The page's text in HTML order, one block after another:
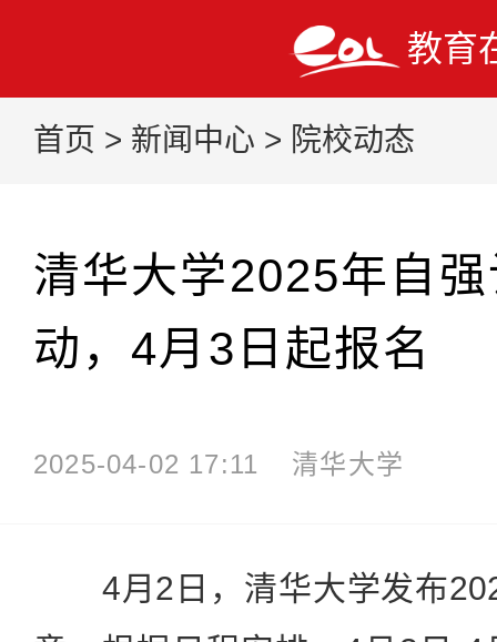
教育
首页 > 新闻中心 > 院校动态
清华大学2025年自
动，4月3日起报名
2025-04-02 17:11 清华大学
4月2日，清华大学发布